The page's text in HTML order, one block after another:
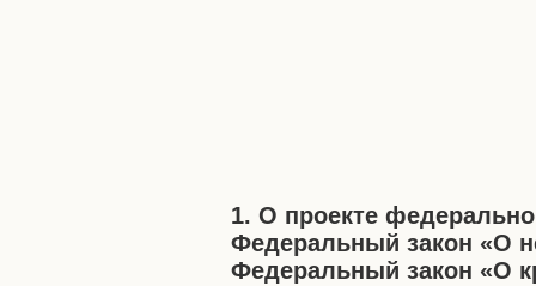
1. О проекте
Федеральный закон «О
Федеральный закон «О